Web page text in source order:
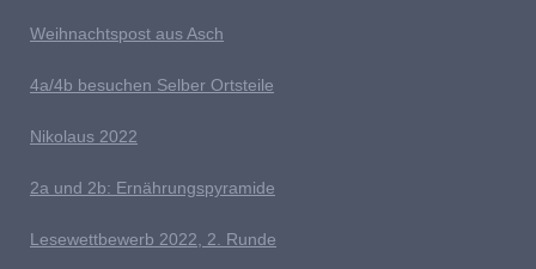
Weihnachtspost aus Asch
4a/4b besuchen Selber Ortsteile
Nikolaus 2022
2a und 2b: Ernährungspyramide
Lesewettbewerb 2022, 2. Runde